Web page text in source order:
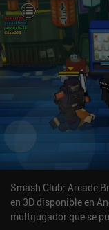
Smash Club: Arcade
en 3D disponible en
multijugador que se